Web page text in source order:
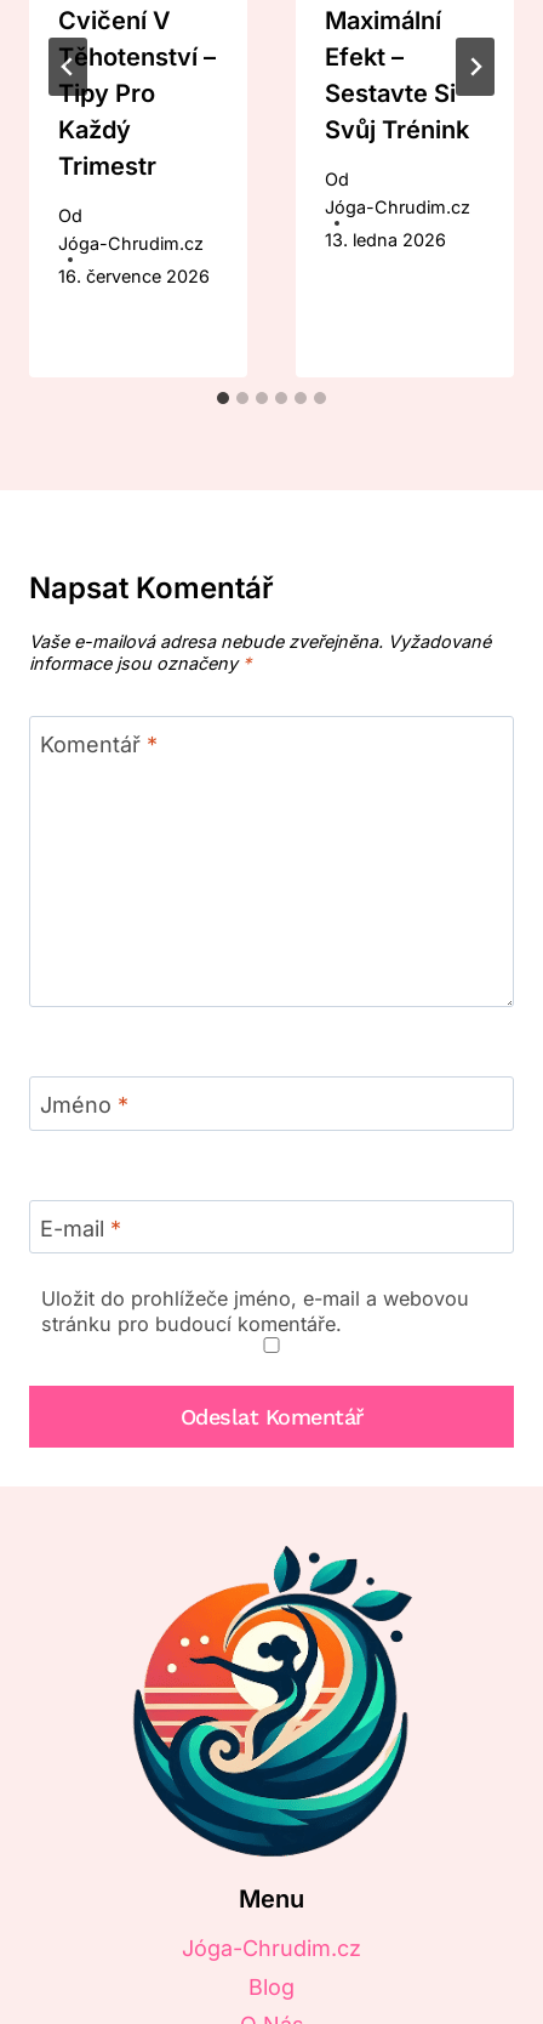
Cvičení V
Těhotenství –
Tipy Pro
Každý
Trimestr
Od
Jóga-Chrudim.cz
16. července 2026
Maximální
Efekt –
Sestavte Si
Svůj Trénink
Od
Jóga-Chrudim.cz
13. ledna 2026
Napsat Komentář
Vaše e-mailová adresa nebude zveřejněna. Vyžadované
informace jsou označeny *
Komentář *
Jméno *
E-mail *
Uložit do prohlížeče jméno, e-mail a webovou
stránku pro budoucí komentáře.
Menu
Jóga-Chrudim.cz
Blog